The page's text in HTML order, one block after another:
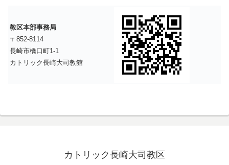
教区本部事務局
〒852-8114
長崎市橋口町1-1
カトリック長崎大司教館
カトリック長崎大司教区